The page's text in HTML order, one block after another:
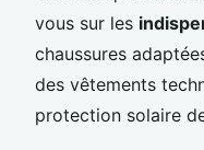
vous sur les
chaussures
des vêtements
protection solaire